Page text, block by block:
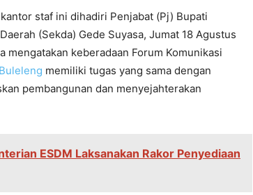
staf ini dihadiri Penjabat (Pj) Bupati
(Sekda) Gede Suyasa, Jumat 18 Agustus
mengatakan keberadaan Forum Komunikasi
memiliki tugas yang sama dengan
pembangunan dan menyejahterakan
ESDM Laksanakan Rakor Penyediaan